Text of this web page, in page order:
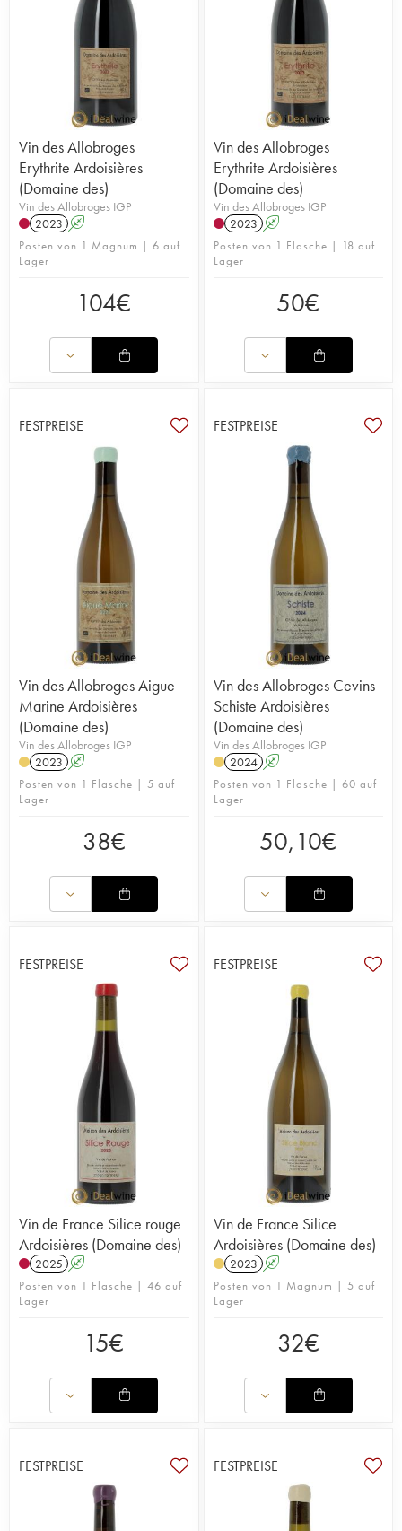
Vin des Allobroges
Erythrite Ardoisières
(Domaine des)
Vin des Allobroges IGP
2023 A
Posten von 1 Magnum | 6 auf
Lager
104€
Vin des Allobroges
Erythrite Ardoisières
(Domaine des)
Vin des Allobroges IGP
2023 A
Posten von 1 Flasche | 18 auf
Lager
50€
FESTPREISE
Vin des Allobroges Aigue
Marine Ardoisières
(Domaine des)
Vin des Allobroges IGP
2023 A
Posten von 1 Flasche | 5 auf
Lager
38€
FESTPREISE
Vin des Allobroges Cevins
Schiste Ardoisières
(Domaine des)
Vin des Allobroges IGP
2024 A
Posten von 1 Flasche | 60 auf
Lager
50,10€
FESTPREISE
Vin de France Silice rouge
Ardoisières (Domaine des)
2025 A
Posten von 1 Flasche | 46 auf
Lager
15€
FESTPREISE
Vin de France Silice
Ardoisières (Domaine des)
2023 A
Posten von 1 Magnum | 5 auf
Lager
32€
FESTPREISE FESTPREISE